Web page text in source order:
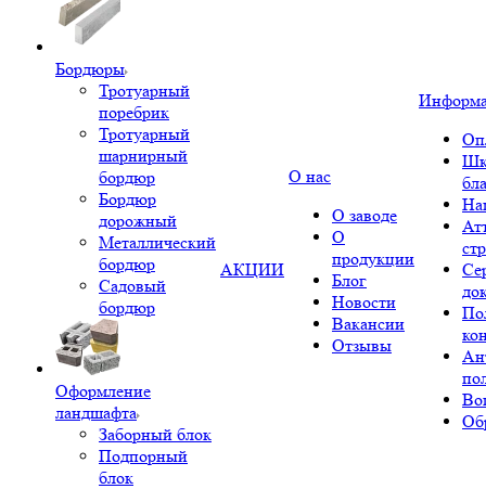
Бордюры
Тротуарный
поребрик
Тротуарный
шарнирный
бордюр
Бордюр
дорожный
Металлический
бордюр
Садовый
бордюр
Оформление
ландшафта
Заборный блок
Подпорный
блок
АКЦИИ
О нас
О заводе
О
продукции
Блог
Новости
Вакансии
Отзывы